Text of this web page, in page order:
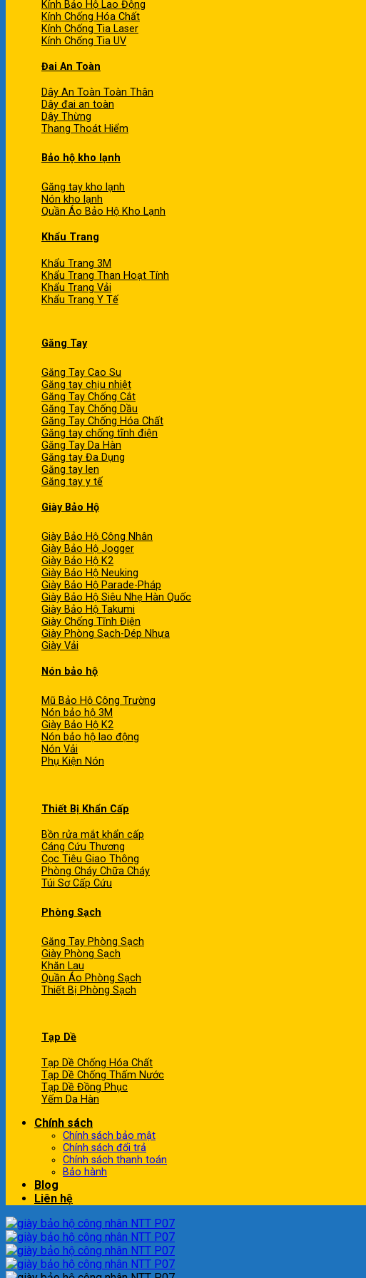
Kính Bảo Hộ Lao Động
Kính Chống Hóa Chất
Kính Chống Tia Laser
Kính Chống Tia UV
Đai An Toàn
Dây An Toàn Toàn Thân
Dây đai an toàn
Dây Thừng
Thang Thoát Hiểm
Bảo hộ kho lạnh
Găng tay kho lạnh
Nón kho lạnh
Quần Áo Bảo Hộ Kho Lạnh
Khẩu Trang
Khẩu Trang 3M
Khẩu Trang Than Hoạt Tính
Khẩu Trang Vải
Khẩu Trang Y Tế
Găng Tay
Găng Tay Cao Su
Găng tay chịu nhiệt
Găng Tay Chống Cắt
Găng Tay Chống Dầu
Găng Tay Chống Hóa Chất
Găng tay chống tĩnh điện
Găng Tay Da Hàn
Găng tay Đa Dụng
Găng tay len
Găng tay y tế
Giày Bảo Hộ
Giày Bảo Hộ Công Nhân
Giày Bảo Hộ Jogger
Giày Bảo Hộ K2
Giày Bảo Hộ Neuking
Giày Bảo Hộ Parade-Pháp
Giày Bảo Hộ Siêu Nhẹ Hàn Quốc
Giày Bảo Hộ Takumi
Giày Chống Tĩnh Điện
Giày Phòng Sạch-Dép Nhựa
Giày Vải
Nón bảo hộ
Mũ Bảo Hộ Công Trường
Nón bảo hộ 3M
Giày Bảo Hộ K2
Nón bảo hộ lao động
Nón Vải
Phụ Kiện Nón
Thiết Bị Khẩn Cấp
Bồn rửa mắt khẩn cấp
Cáng Cứu Thương
Cọc Tiêu Giao Thông
Phòng Cháy Chữa Cháy
Túi Sơ Cấp Cứu
Phòng Sạch
Găng Tay Phòng Sạch
Giày Phòng Sạch
Khăn Lau
Quần Áo Phòng Sạch
Thiết Bị Phòng Sạch
Tạp Dề
Tạp Dề Chống Hóa Chất
Tạp Dề Chống Thấm Nước
Tạp Dề Đồng Phục
Yếm Da Hàn
Chính sách
Chính sách bảo mật
Chính sách đổi trả
Chính sách thanh toán
Bảo hành
Blog
Liên hệ